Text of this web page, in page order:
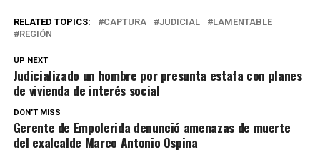
RELATED TOPICS: CAPTURA JUDICIAL
LAMENTABLE
REGIÓN
UP NEXT
Judicializado un hombre por presunta estafa con planes
de vivienda de interés social
DON'T MISS
Gerente de Empolerida denunció amenazas de muerte
del exalcalde Marco Antonio Ospina